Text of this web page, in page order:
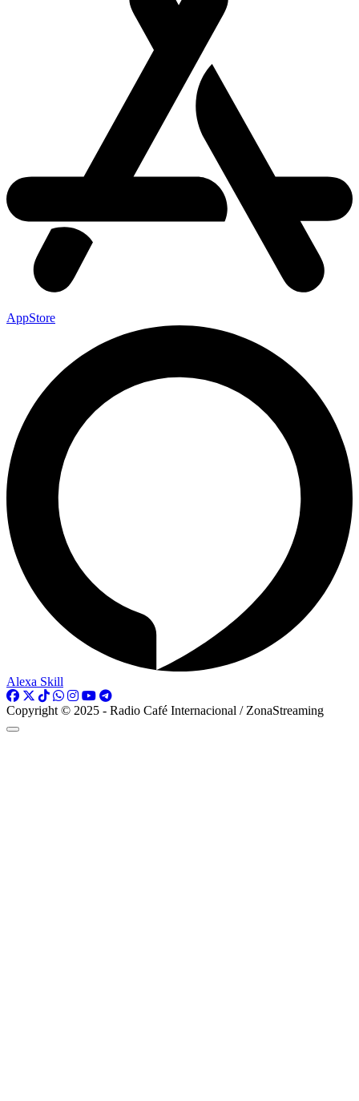
AppStore
Alexa Skill
Copyright © 2025 - Radio Café Internacional / ZonaStreaming